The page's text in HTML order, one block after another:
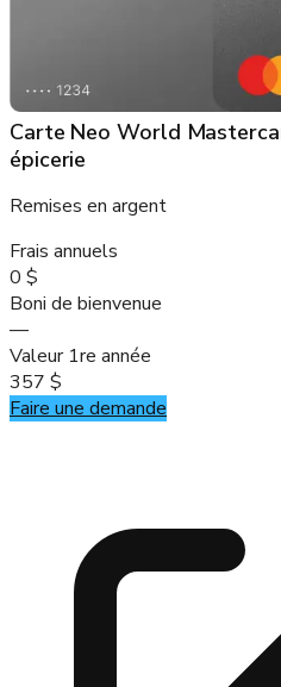
Carte Neo World
épicerie
Remises en argent
Frais annuels
0 $
Boni de bienvenue
—
Valeur 1re année
357 $
Faire une demande